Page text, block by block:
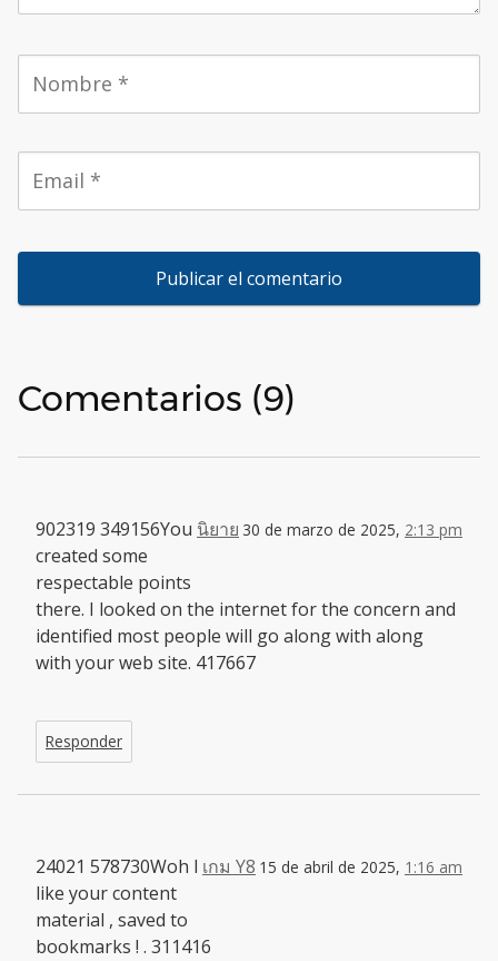
Comentarios (9)
นิยาย 30 de marzo de 2025, 2:13 pm
902319 349156You
created some
respectable points
there. I looked on the internet for the concern and
identified most people will go along with along
with your web site. 417667
Responder
เกม Y8 15 de abril de 2025, 1:16 am
24021 578730Woh I
like your content
material , saved to
bookmarks ! . 311416